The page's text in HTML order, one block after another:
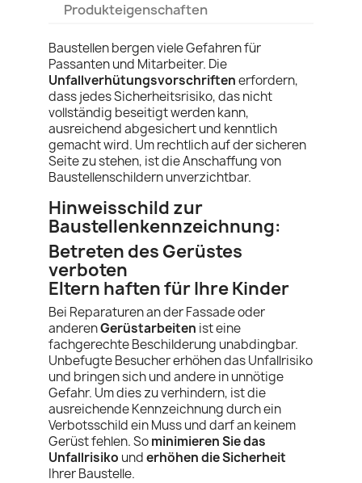
Produkteigenschaften
Baustellen bergen viele Gefahren für
Passanten und Mitarbeiter. Die
Unfallverhütungsvorschriftenerfordern,
dass jedes Sicherheitsrisiko, das nicht
vollständig beseitigt werden kann,
ausreichend abgesichert und kenntlich
gemacht wird. Um rechtlich auf der sicheren
Seite zu stehen, ist die Anschaffung von
Baustellenschildern unverzichtbar.
Hinweisschild zur
Baustellenkennzeichnung:
Betreten des Gerüstes
verboten
Eltern haften für Ihre Kinder
Bei Reparaturen an der Fassade oder
anderenGerüstarbeiten ist eine
fachgerechte Beschilderung unabdingbar.
Unbefugte Besucher erhöhen das Unfallrisiko
und bringen sich und andere in unnötige
Gefahr. Um dies zu verhindern, ist die
ausreichende Kennzeichnung durch ein
Verbotsschild ein Muss und darf an keinem
Gerüst fehlen. Sominimieren Sie das
Unfallrisiko underhöhen die Sicherheit
Ihrer Baustelle.